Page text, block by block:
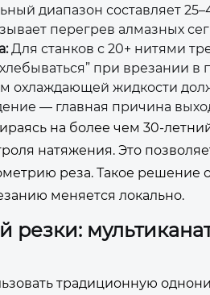
диапазон составляет
перегрев алмазных
Для станков с 20+ нитями
при врезании
охлаждающей жидкости
— главная причина
на более чем 30-
натяжения. Это
реза. Такое
меняется локально.
резки:
традиционную